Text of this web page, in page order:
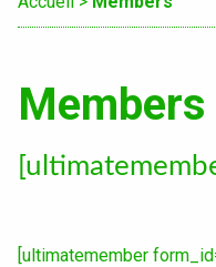
Textile,
International
Members
[ultimatemember